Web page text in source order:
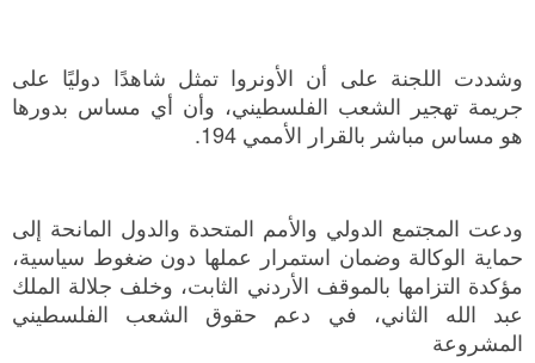
وشددت اللجنة على أن الأونروا تمثل شاهدًا دوليًا على
جريمة تهجير الشعب الفلسطيني، وأن أي مساس بدورها
هو مساس مباشر بالقرار الأممي 194.
ودعت المجتمع الدولي والأمم المتحدة والدول المانحة إلى
حماية الوكالة وضمان استمرار عملها دون ضغوط سياسية،
مؤكدة التزامها بالموقف الأردني الثابت، وخلف جلالة الملك
عبد الله الثاني، في دعم حقوق الشعب الفلسطيني
المشروعة